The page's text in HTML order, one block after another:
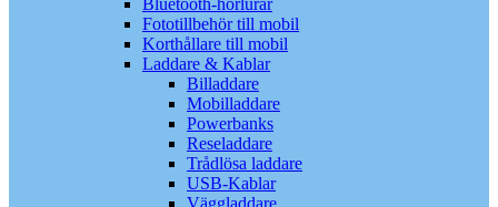
Bluetooth-hörlurar
Fototillbehör till mobil
Korthållare till mobil
Laddare & Kablar
Billaddare
Mobilladdare
Powerbanks
Reseladdare
Trådlösa laddare
USB-Kablar
Väggladdare